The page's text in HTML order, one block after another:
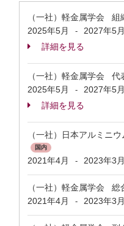
（一社）軽金属学会
2025年5月 -
2027年5月
詳細を見る
（一社）軽金属学会
2025年5月 -
2027年5月
詳細を見る
（一社）日本アルミ
国内
2021年4月 - 2023年3月
（一社）軽金属学会
2021年4月 - 2023年3月